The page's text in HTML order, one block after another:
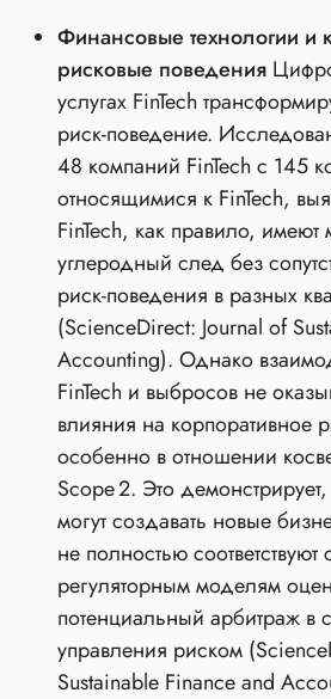
Финансовые технологии и
рисковые поведения
услугах FinTech
риск‑поведение.
48 компаний FinTech с 145
относящимися к FinTech,
FinTech, как правило,
углеродный след без
риск‑поведения в разных
(ScienceDirect: Journal of
Accounting). Однако
FinTech и выбросов не
влияния на корпоративное
особенно в отношении
Scope 2. Это
могут создавать новые
не полностью
регуляторным моделям
потенциальный арбитраж в
управления риском
Sustainable Finance and